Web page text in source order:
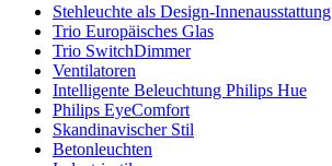
Stehleuchte als Design-Innenausstattung
Trio Europäisches Glas
Trio SwitchDimmer
Ventilatoren
Intelligente Beleuchtung Philips Hue
Philips EyeComfort
Skandinavischer Stil
Betonleuchten